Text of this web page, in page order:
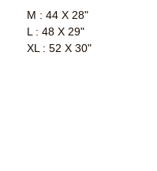
M : 44 X 28"
L : 48 X 29"
XL : 52 X 30"